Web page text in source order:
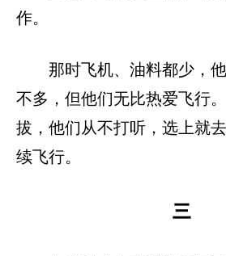
作。
那时飞机、油料都少，
不多，但他们无比热爱飞行
拔，他们从不打听，选上就
续飞行。
三